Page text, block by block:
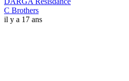
C Brothers
il y a 17 ans